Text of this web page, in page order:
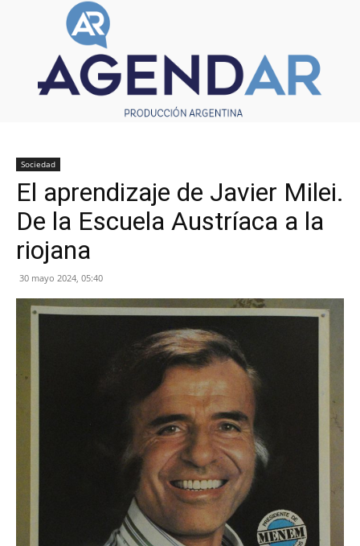
Sociedad
El aprendizaje de Javier Milei.
De la Escuela Austríaca a la
riojana
30 mayo 2024, 05:40